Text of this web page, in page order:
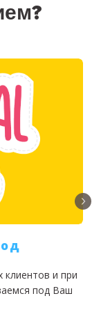
клиентов и при
под Ваш